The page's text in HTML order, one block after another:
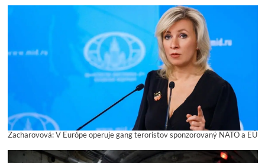
Zacharovová: V Európe operuje gang teroristov sponzorovaný NATO a EÚ